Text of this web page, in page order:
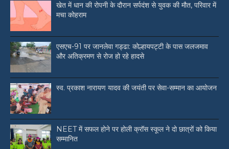
खेत में धान की रोपनी के दौरान सर्पदंश से युवक की मौत, परिवार में
मचा कोहराम
एसएच-91 पर जानलेवा गड्ढा: कोल्हायपट्टी के पास जलजमाव
और अतिक्रमण से रोज हो रहे हादसे
स्व. प्रकाश नारायण यादव की जयंती पर सेवा-सम्मान का आयोजन
NEET में सफल होने पर होली क्रॉस स्कूल ने दो छात्रों को किया
सम्मानित